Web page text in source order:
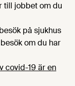
till jobbet om du
på sjukhus
om du har
covid-19 är en